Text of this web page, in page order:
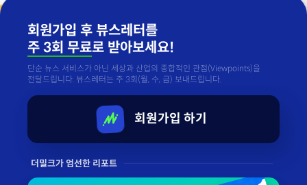
회원가입 후 뷰스레터를
주 3회 무료로 받아보세요!
단순 뉴스 서비스가 아닌 세상과 산업의 종합적인 관점(Viewpoints)을
전달드립니다. 뷰스레터는 주 3회(월, 수, 금) 보내드립니다.
회원가입 하기
더밀크가 엄선한 리포트